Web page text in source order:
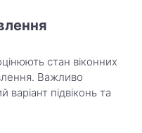
стан віконних
Важливо
варіант підвіконь та